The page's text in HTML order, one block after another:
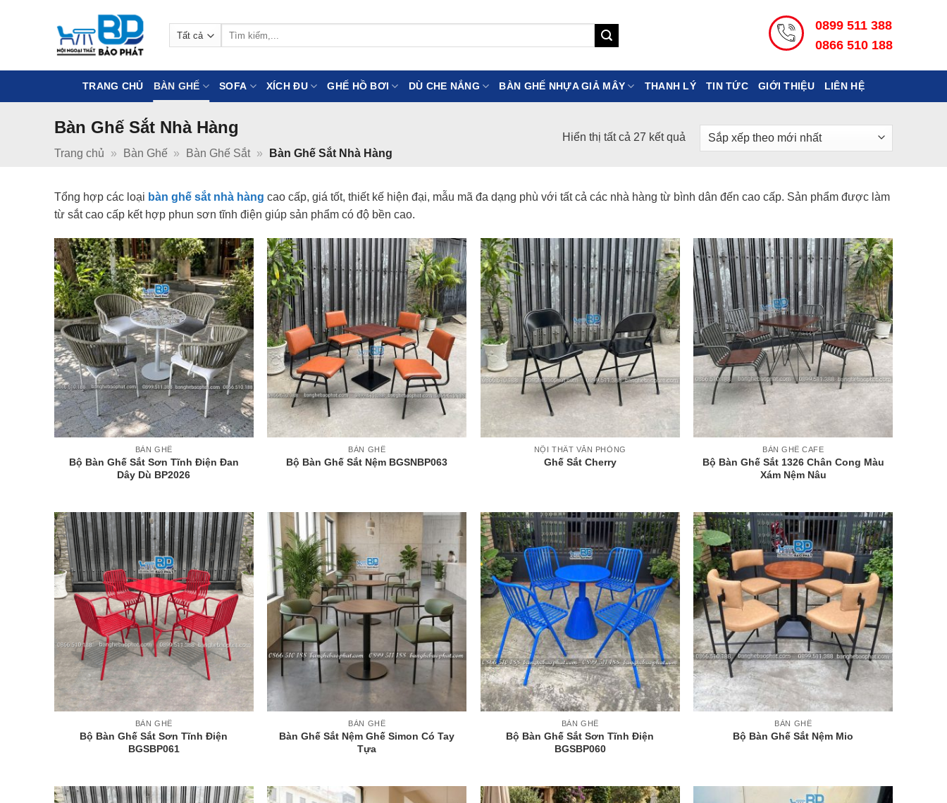
0899 511 388
0866 510 188
TRANG CHỦ BÀN GHẾ SOFA XÍCH ĐU GHẾ HỒ BƠI DÙ CHE NẮNG BÀN GHẾ NHỰA GIẢ MÂY THANH LÝ TIN TỨC GIỚI THIỆU LIÊN HỆ
Bàn Ghế Sắt Nhà Hàng
Trang chủ » Bàn Ghế » Bàn Ghế Sắt » Bàn Ghế Sắt Nhà Hàng
Hiển thị tất cả 27 kết quảĐã
sắp
Tổng hợp các loại bàn ghế sắt nhà hàng cao cấp, giá tốt, thiết kế hiện đại, mẫu mã đa dạng phù với tất cả các nhà hàng từ bình dân đến cao cấp. Sản phẩm được làm
từ sắt cao cấp kết hợp phun sơn tĩnh điện giúp sản phẩm có độ bền cao.
+
BÀN GHẾ
Bộ Bàn Ghế Sắt Sơn Tĩnh Điện Đan
Dây Dù BP2026
BÀN GHẾ
Bộ Bàn Ghế Sắt Nệm BGSNBP063
NỘI THẤT VĂN PHÒNG
Ghế Sắt Cherry
BÀN GHẾ CAFE
Bộ Bàn Ghế Sắt 1326 Chân Cong Màu
Xám Nệm Nâu
+
BÀN GHẾ
Bộ Bàn Ghế Sắt Sơn Tĩnh Điện
BGSBP061
BÀN GHẾ
Bàn Ghế Sắt Nệm Ghế Simon Có Tay
Tựa
+
BÀN GHẾ
Bộ Bàn Ghế Sắt Sơn Tĩnh Điện
BGSBP060
+
BÀN GHẾ
Bộ Bàn Ghế Sắt Nệm Mio